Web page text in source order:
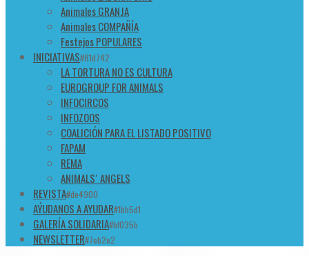
Animales GRANJA
Animales COMPAÑÍA
Festejos POPULARES
INICIATIVAS#81d742
LA TORTURA NO ES CULTURA
EUROGROUP FOR ANIMALS
INFOCIRCOS
INFOZOOS
COALICIÓN PARA EL LISTADO POSITIVO
FAPAM
REMA
ANIMALS´ ANGELS
REVISTA#de4900
AÝUDANOS A AYUDAR#1bb5d1
GALERÍA SOLIDARIA#bf035b
NEWSLETTER#7eb2e2